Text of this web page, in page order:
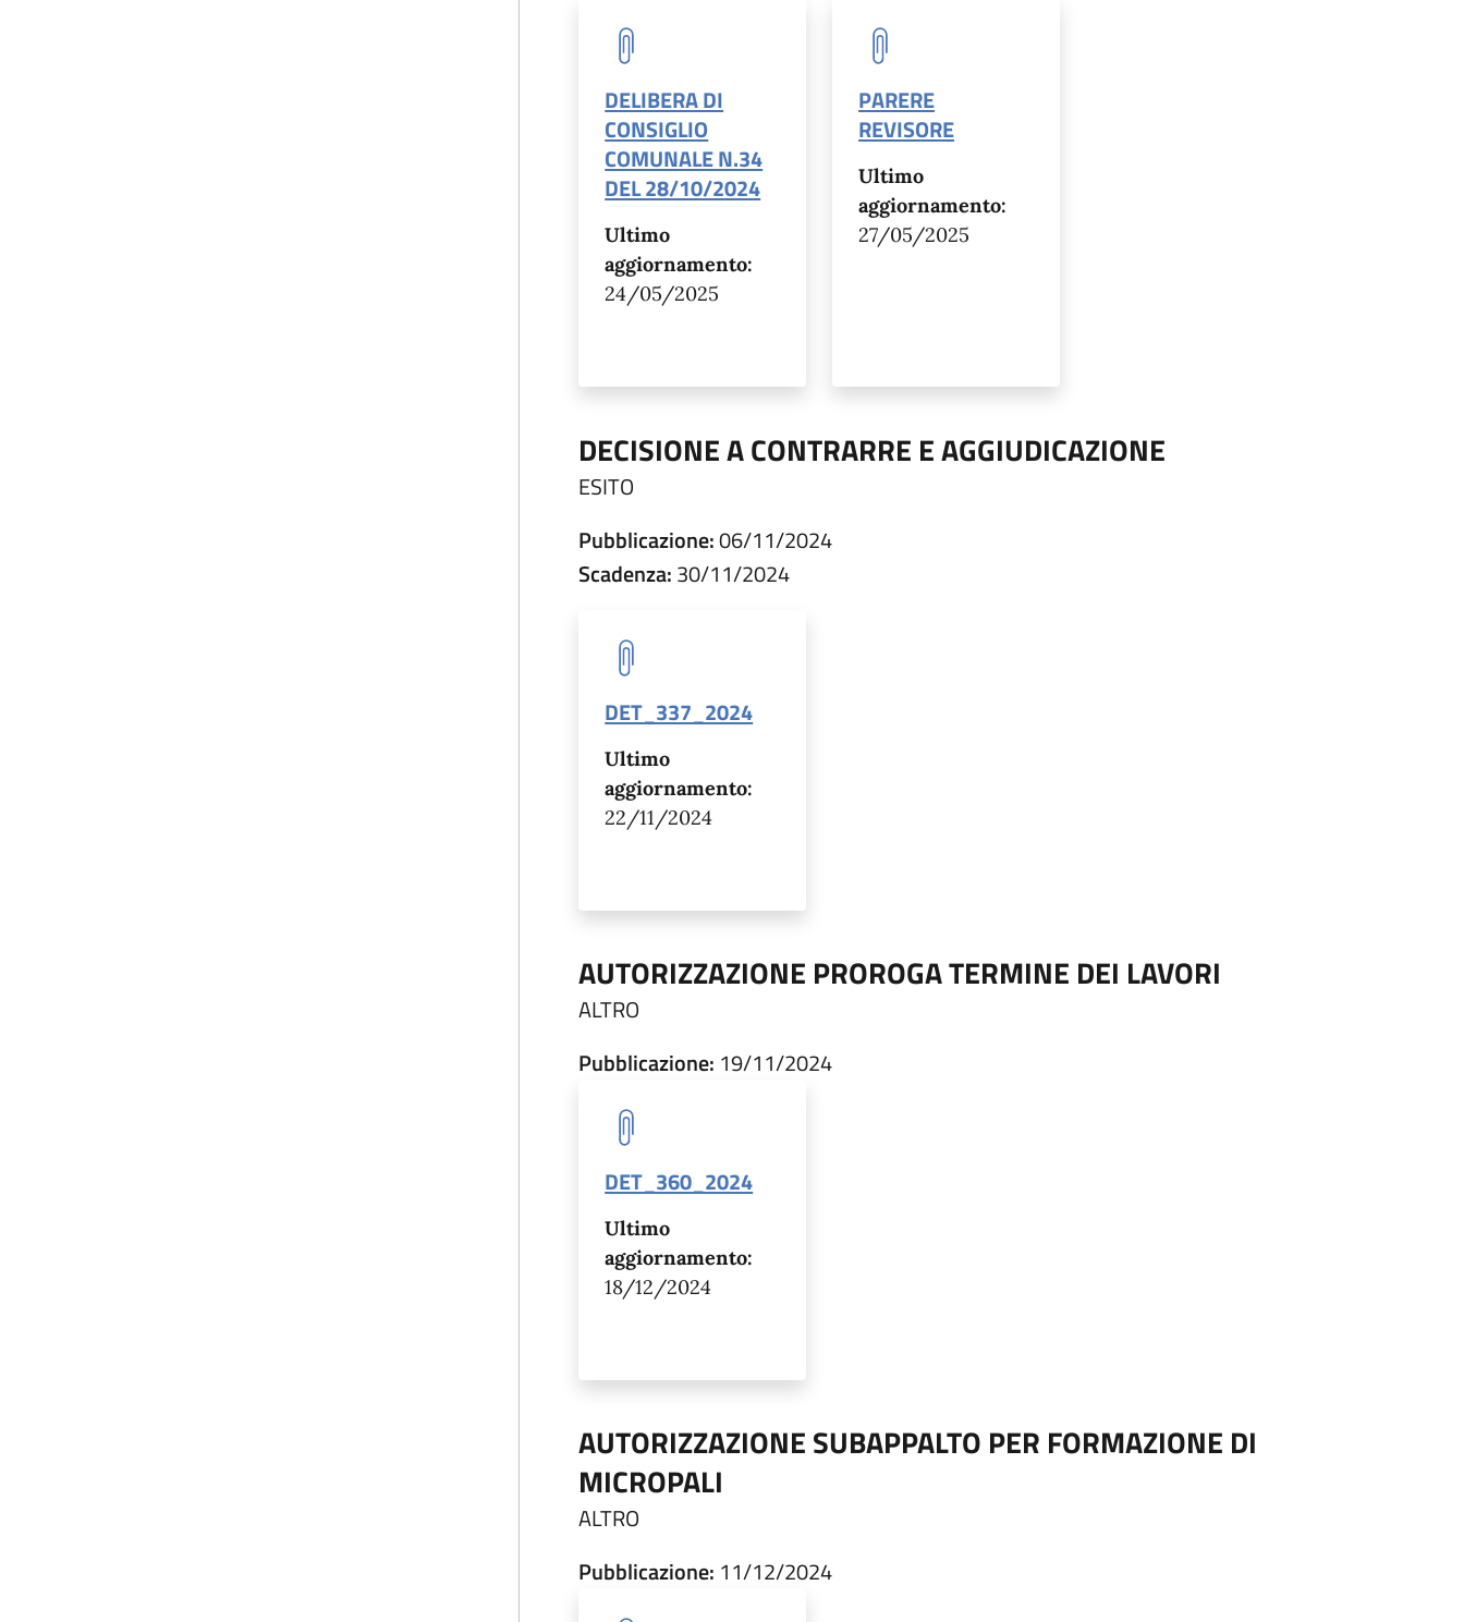
DELIBERA DI
CONSIGLIO
COMUNALE N.34
DEL 28/10/2024
Ultimo
aggiornamento:
24/05/2025
PARERE
REVISORE
Ultimo
aggiornamento:
27/05/2025
DECISIONE A CONTRARRE E AGGIUDICAZIONE
ESITO
Pubblicazione:06/11/2024
Scadenza:30/11/2024
DET_337_2024
Ultimo
aggiornamento:
22/11/2024
AUTORIZZAZIONE PROROGA TERMINE DEI LAVORI
ALTRO
Pubblicazione: 19/11/2024
DET_360_2024
Ultimo
aggiornamento:
18/12/2024
AUTORIZZAZIONE SUBAPPALTO PER FORMAZIONE DI
MICROPALI
ALTRO
Pubblicazione: 11/12/2024